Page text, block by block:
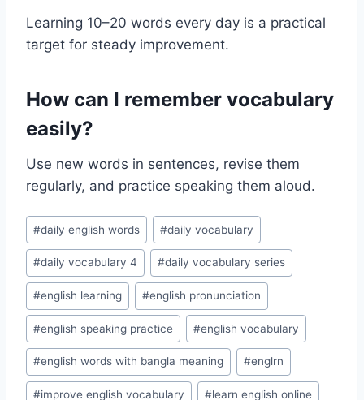
Learning 10–20 words every day is a practical
target for steady improvement.
How can I remember vocabulary
easily?
Use new words in sentences, revise them
regularly, and practice speaking them aloud.
Post
Tags:
#daily english words #daily vocabulary
#daily vocabulary 4 #daily vocabulary series
#english learning #english pronunciation
#english speaking practice #english vocabulary
#english words with bangla meaning #englrn
#improve english vocabulary #learn english online